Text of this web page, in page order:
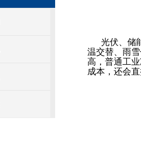
光伏、储
温交替、雨
高，普通工
成本，还会